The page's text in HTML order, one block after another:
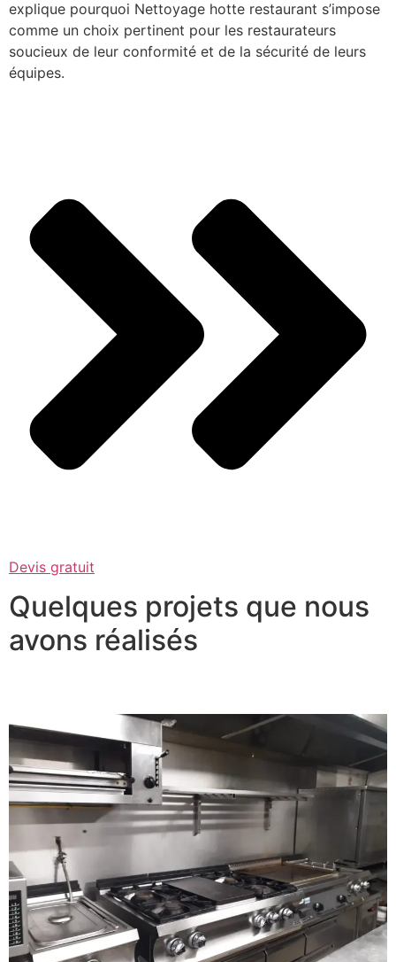
explique pourquoi Nettoyage hotte restaurant s’impose
comme un choix pertinent pour les restaurateurs
soucieux de leur conformité et de la sécurité de leurs
équipes.
Devis gratuit
Quelques projets que nous
avons réalisés